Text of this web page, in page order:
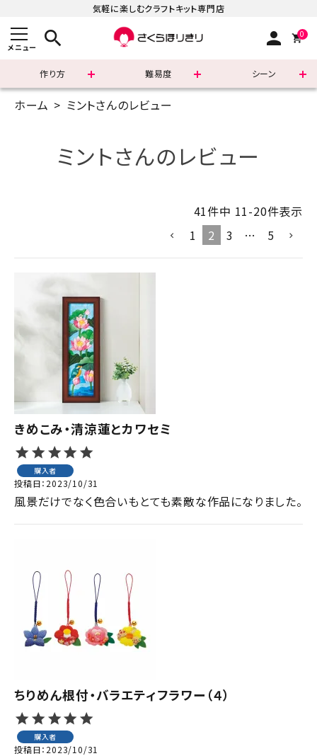
気軽に楽しむクラフトキット専門店
メニュー search person 0
作り方 難易度 シーン
まずはこちら
ジャンルで選ぶ
レビューを見る
コーポレートサイト
実店舗案内
デイサービス／
介護施設関係の方へ
最新のチラシはこちら
ようこそ ゲスト 様
ログイン person
ホーム ミントさんのレビュー
ミントさんのレビュー
41件中 11-20件表示
1
2 3 … 5
きめこみ・清涼蓮とカワセミ
購入者
投稿日 2023/10/31
風景だけでなく色合いもとても素敵な作品になりました。
ちりめん根付・バラエティフラワー（４）
購入者
投稿日 2023/10/31